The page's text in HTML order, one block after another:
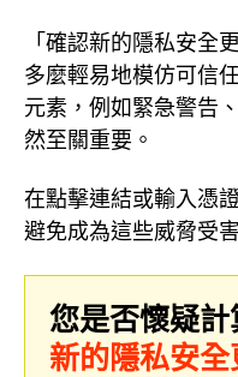
「確認新的隱私安全
多麼輕易地模仿可信
元素，例如緊急警告
然至關重要。
在點擊連結或輸入憑
避免成為這些威脅受
您是否懷疑計
新的隱私安